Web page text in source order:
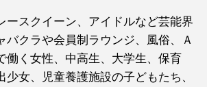
ースクイーン、アイドルなど芸能界
バクラや会員制ラウンジ、風俗、Ａ
働く女性、中高生、大学生、保育
少女、児童養護施設の子どもたち、